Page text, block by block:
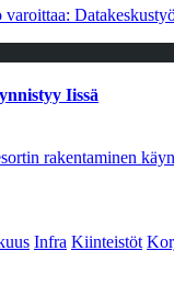
Iissä
rakentaminen
Infra Kiinteistöt